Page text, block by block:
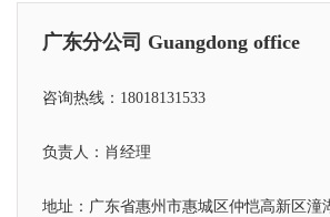
广东分公司 Guangdong office
咨询热线：18018131533
负责人：肖经理
地址：广东省惠州市惠城区仲恺高新区潼